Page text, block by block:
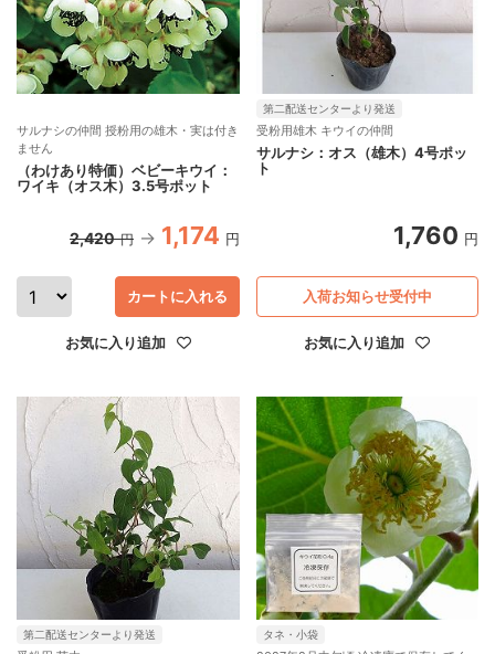
サルナシの仲間 授粉用の雄木・実は付き
ません
（わけあり特価）ベビーキウイ：
ワイキ（オス木）3.5号ポット
2,420 円 1,174 円
カートに入れる
お気に入り追加
第二配送センターより発送
受粉用雄木 キウイの仲間
サルナシ：オス（雄木）4号ポッ
ト
1,760 円
お気に入り追加
入荷お知らせ受付中
第二配送センターより発送 タネ・小袋